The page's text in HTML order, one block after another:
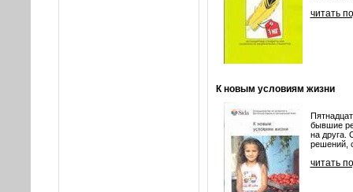
читать
К новым условиям жизни
бывшие
на друга.
решений,
читать